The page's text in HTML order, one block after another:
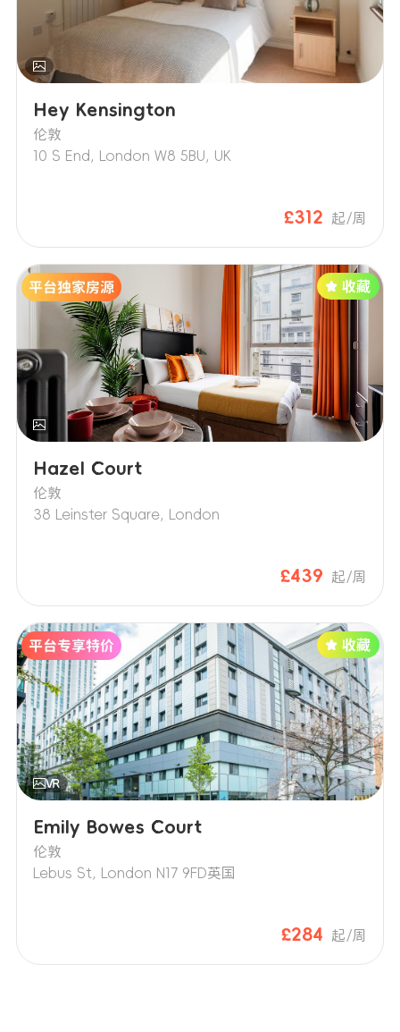
Hey Kensington
伦敦
10 S End, London W8 5BU, UK
£312 起/周
Hazel Court
伦敦
38 Leinster Square, London
£439 起/周
Emily Bowes Court
伦敦
Lebus St, London N17 9FD英国
£284 起/周